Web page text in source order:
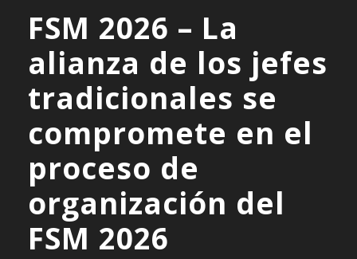
FSM 2026 – La
alianza de los jefes
tradicionales se
compromete en el
proceso de
organización del
FSM 2026